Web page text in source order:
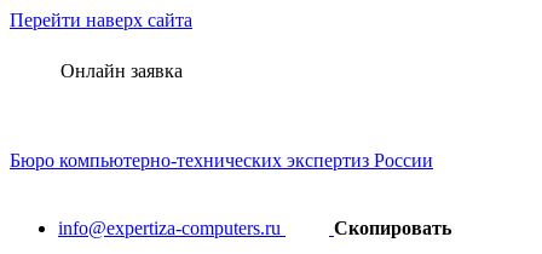
Перейти наверх сайта
Онлайн заявка
Бюро компьютерно-технических экспертиз России
info@expertiza-computers.ru
Скопировать